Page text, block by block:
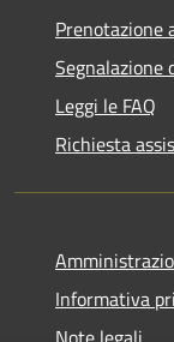
Prenotazione
Segnalazione
Leggi le FAQ
Richiesta
Informativa